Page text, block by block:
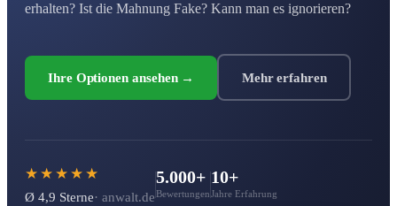
erhalten? Ist die Mahnung Fake? Kann man es ignorieren?
Ihre Optionen ansehen → Mehr erfahren
★★★★★
Ø 4,9 Sterne· anwalt.de
5.000+
Bewertungen
10+
Jahre Erfahrung